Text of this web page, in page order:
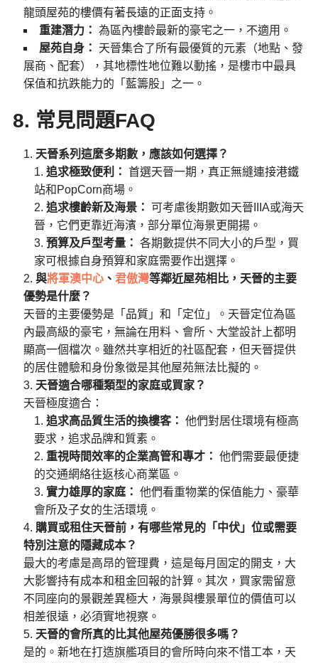
龍頭屋苑的樓價有著長遠的正面支持。
重建潛力： 為區內樓齡最新的豪宅之一，不適用。
屋苑自身：
天晉集合了所有最優質的元素（地點、發
展商、配套），其地標性地位難以動搖，是樓市中最具
保值和抗跌能力的「藍籌股」之一。
8. 常見問題FAQ
天晉系列這麼多期數，應該如何選擇？
追求極致便利： 首選天晉一期，真正無縫連接港鐵
站和PopCorn商場。
追求樓齡新及海景：
可考慮後期數如天晉IIIA或海天
晉，它們更靠近海濱，部分單位海景更開揚。
預算及戶型考量： 各期數提供不同大小的戶型，買
家可根據自身預算和家庭需要作出選擇。
與將軍澳中心、 君傲灣等鄰近屋苑相比，天晉的主要
優勢是什麼？
天晉的主要優勢是「品質」和「定位」。天晉定位為區
內最高級的豪宅，無論在用料、會所、大堂設計上都明
顯高一個檔次。雖然共享相近的社區配套，但天晉提供
的居住體驗和身份象徵是其他屋苑無法比擬的。
天晉適合哪種類型的家庭或買家？
天晉極度適合：
追求高品質生活的換樓客： 他們對居住環境有極高
要求，追求品牌和質素。
重視時間效率的企業高管和專才： 他們需要最便捷
的交通網絡往返核心商業區。
實力雄厚的家庭： 他們看重物業的保值能力、豪華
會所及子女的生活環境。
購買或租住天晉前，有哪些常見的「中伏」位或需要
特別注意的隱藏成本？
最大的考慮是高昂的管理費，這是每月固定的開支，大
大影響持有成本和租金回報的計算。其次，買家需留意
不同座向的景觀差異極大，海景與樓景單位的價值可以
相差很遠，必須實地視察。
天晉的會所真的比其他屋苑優勝很多嗎？
是的。新地在打造旗艦項目的會所時向來不惜工本，天